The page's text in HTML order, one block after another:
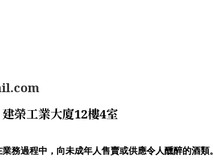
榮工業大廈12樓4室
業務過程中，向未成年人售賣或供應令人醺醉的酒類